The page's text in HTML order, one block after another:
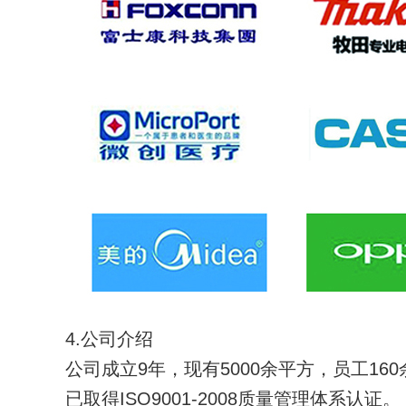
4.公司介绍
公司成立9年，现有5000余平方，员工160
已取得ISO9001-2008质量管理体系认证。